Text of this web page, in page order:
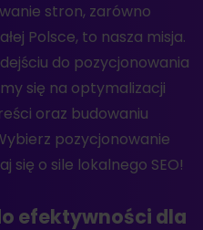
stron, zarówno
Polsce, to nasza misja.
do pozycjonowania
się na optymalizacji
oraz budowaniu
pozycjonowanie
się o sile lokalnego SEO!
efektywności dla